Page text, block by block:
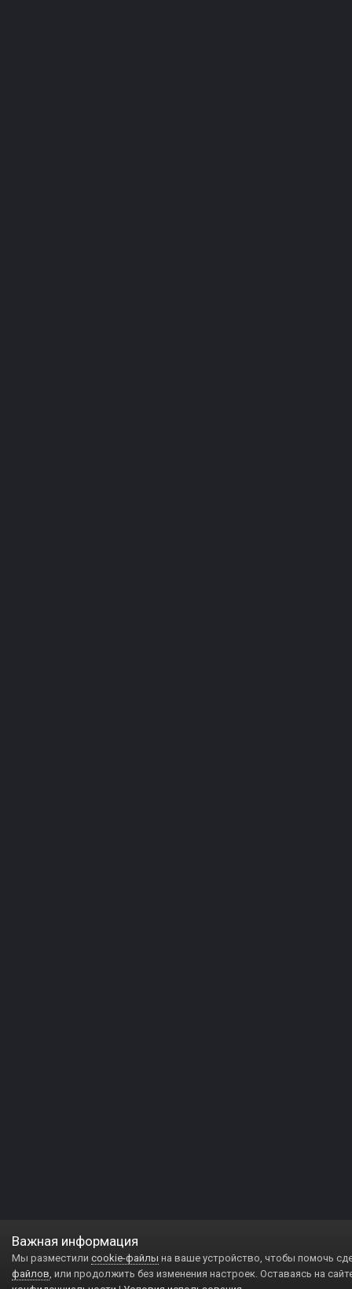
Важная информация
Мы разместили cookie-файлы на ваше устройство, чтобы помочь
файлов, или продолжить без изменения настроек. Оставаясь на